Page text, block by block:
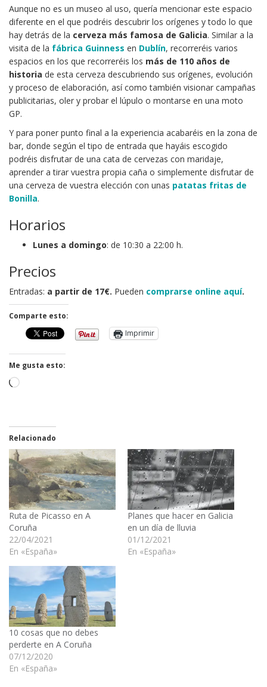
Aunque no es un museo al uso, quería mencionar este espacio
diferente en el que podréis descubrir los orígenes y todo lo que
hay detrás de la cerveza más famosa de Galicia. Similar a la
visita de la fábrica Guinness en Dublín, recorreréis varios
espacios en los que recorreréis los más de 110 años de
historia de esta cerveza descubriendo sus orígenes, evolución
y proceso de elaboración, así como también visionar campañas
publicitarias, oler y probar el lúpulo o montarse en una moto
GP.
Y para poner punto final a la experiencia acabaréis en la zona de
bar, donde según el tipo de entrada que hayáis escogido
podréis disfrutar de una cata de cervezas con maridaje,
aprender a tirar vuestra propia caña o simplemente disfrutar de
una cerveza de vuestra elección con unas patatas fritas de
Bonilla.
Horarios
Lunes a domingo: de 10:30 a 22:00 h.
Precios
Entradas: a partir de 17€. Pueden comprarse online aquí.
Comparte esto:
Imprimir
Me gusta esto:
Cargando...
Relacionado
Ruta de Picasso en A
Coruña
22/04/2021
En «España»
Planes que hacer en Galicia
en un día de lluvia
01/12/2021
En «España»
10 cosas que no debes
perderte en A Coruña
07/12/2020
En «España»